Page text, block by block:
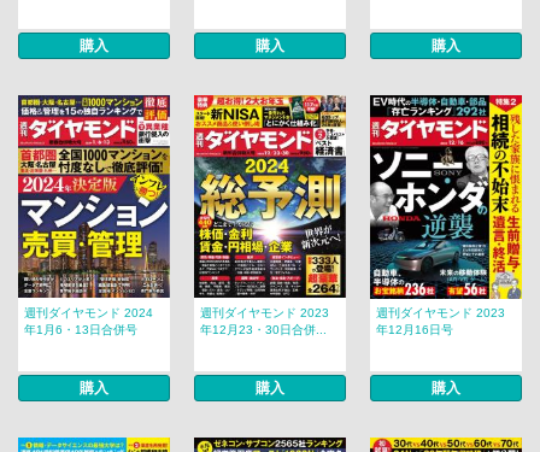
購入 購入 購入
週刊ダイヤモンド 2024
年1月6・13日合併号
購入
週刊ダイヤモンド 2023
年12月23・30日合併...
購入
週刊ダイヤモンド 2023
年12月16日号
購入